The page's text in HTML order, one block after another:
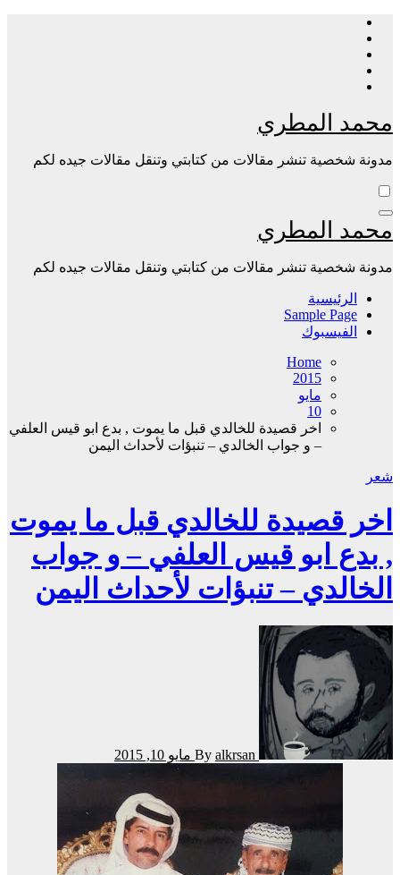
Skip
content
محمد المطري
مدونة شخصية تنشر مقالات من كتابتي وتنقل مقالات جيده لكم
محمد المطري
مدونة شخصية تنشر مقالات من كتابتي وتنقل مقالات جيده لكم
الرئيسية
Sample Page
الفيسبوك
Home
2015
مايو
10
اخر قصيدة للخالدي قبل ما يموت , بدع ابو قيس العلفي
– و جواب الخالدي – تنبؤات لأحداث اليمن
شعر
اخر قصيدة للخالدي قبل ما يموت
, بدع ابو قيس العلفي – و جواب
الخالدي – تنبؤات لأحداث اليمن
By alkrsan مايو 10, 2015